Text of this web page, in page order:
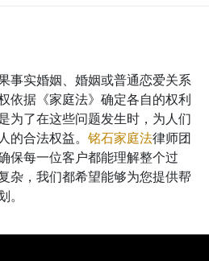
事实婚姻、婚姻或普通恋爱关系
依据《家庭法》确定各自的权利
为了在这些问题发生时，为人们
的合法权益。 铭石家庭法律师团
保每一位客户都能理解整个过
杂，我们都希望能够为您提供帮
。